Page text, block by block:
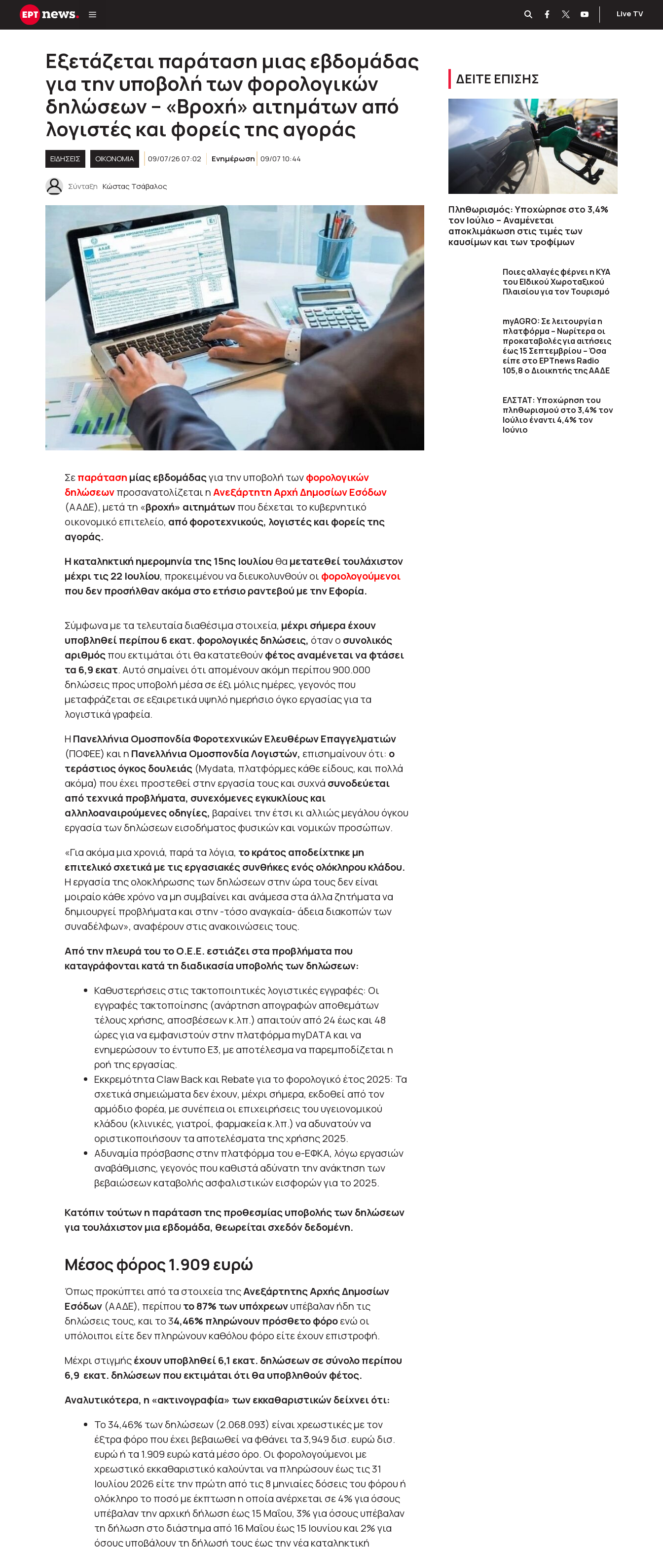
Μετάβαση
Live TV
Εξετάζεται παράταση μιας εβδομάδας
για την υποβολή των φορολογικών
δηλώσεων – «Βροχή» αιτημάτων από
λογιστές και φορείς της αγοράς
ΕΙΔΗΣΕΙΣ ΟΙΚΟΝΟΜΙΑ 09/07/26 07:02 Ενημέρωση 09/07 10:44
Σύνταξη Κώστας Τσάβαλος
Σεπαράταση μίας εβδομάδαςγια την υποβολή τωνφορολογικών
δηλώσεων προσανατολίζεται ηΑνεξάρτητη Αρχή Δημοσίων Εσόδων
(ΑΑΔΕ), μετά τη «βροχή» αιτημάτωνπου δέχεται το κυβερνητικό
οικονομικό επιτελείο, από φοροτεχνικούς, λογιστές και φορείς της
αγοράς.
Η καταληκτική ημερομηνία της 15ης Ιουλίου θα μετατεθεί τουλάχιστον
μέχρι τις 22 Ιουλίου, προκειμένου να διευκολυνθούν οι φορολογούμενοι
που δεν προσήλθαν ακόμα στο ετήσιο ραντεβού με την Εφορία.
Σύμφωνα με τα τελευταία διαθέσιμα στοιχεία, μέχρι σήμερα έχουν
υποβληθεί περίπου 6 εκατ. φορολογικές δηλώσεις, όταν ο συνολικός
αριθμόςπου εκτιμάται ότι θα κατατεθούνφέτος αναμένεται να φτάσει
τα 6,9 εκατ. Αυτό σημαίνει ότι απομένουν ακόμη περίπου 900.000
δηλώσεις προς υποβολή μέσα σε έξι μόλις ημέρες, γεγονός που
μεταφράζεται σε εξαιρετικά υψηλό ημερήσιο όγκο εργασίας για τα
λογιστικά γραφεία.
Η Πανελλήνια Ομοσπονδία Φοροτεχνικών Ελευθέρων Επαγγελματιών
(ΠΟΦΕΕ) και η Πανελλήνια Ομοσπονδία Λογιστών, επισημαίνουν ότι: ο
τεράστιος όγκος δουλειάς (Mydata, πλατφόρμες κάθε είδους, και πολλά
ακόμα) που έχει προστεθεί στην εργασία τους και συχνά συνοδεύεται
από τεχνικά προβλήματα, συνεχόμενες εγκυκλίους και
αλληλοαναιρούμενες οδηγίες, βαραίνει την έτσι κι αλλιώς μεγάλου όγκου
εργασία των δηλώσεων εισοδήματος φυσικών και νομικών προσώπων.
«Για ακόμα μια χρονιά, παρά τα λόγια, το κράτος αποδείχτηκε μη
επιτελικό σχετικά με τις εργασιακές συνθήκες ενός ολόκληρου κλάδου.
Η εργασία της ολοκλήρωσης των δηλώσεων στην ώρα τους δεν είναι
μοιραίο κάθε χρόνο να μη συμβαίνει και ανάμεσα στα άλλα ζητήματα να
δημιουργεί προβλήματα και στην -τόσο αναγκαία- άδεια διακοπών των
συναδέλφων», αναφέρουν στις ανακοινώσεις τους.
Από την πλευρά του το Ο.Ε.Ε. εστιάζει στα προβλήματα που
καταγράφονται κατά τη διαδικασία υποβολής των δηλώσεων:
Καθυστερήσεις στις τακτοποιητικές λογιστικές εγγραφές: Οι
εγγραφές τακτοποίησης (ανάρτηση απογραφών αποθεμάτων
τέλους χρήσης, αποσβέσεων κ.λπ.) απαιτούν από 24 έως και 48
ώρες για να εμφανιστούν στην πλατφόρμα myDATA και να
ενημερώσουν το έντυπο Ε3, με αποτέλεσμα να παρεμποδίζεται η
ροή της εργασίας.
Εκκρεμότητα Claw Back και Rebate για το φορολογικό έτος 2025: Τα
σχετικά σημειώματα δεν έχουν, μέχρι σήμερα, εκδοθεί από τον
αρμόδιο φορέα, με συνέπεια οι επιχειρήσεις του υγειονομικού
κλάδου (κλινικές, γιατροί, φαρμακεία κ.λπ.) να αδυνατούν να
οριστικοποιήσουν τα αποτελέσματα της χρήσης 2025.
Αδυναμία πρόσβασης στην πλατφόρμα του e-ΕΦΚΑ, λόγω εργασιών
αναβάθμισης, γεγονός που καθιστά αδύνατη την ανάκτηση των
βεβαιώσεων καταβολής ασφαλιστικών εισφορών για το 2025.
Κατόπιν τούτων η παράταση της προθεσμίας υποβολής των δηλώσεων
για τουλάχιστον μια εβδομάδα, θεωρείται σχεδόν δεδομένη.
Μέσος φόρος 1.909 ευρώ
Όπως προκύπτει από τα στοιχεία τηςΑνεξάρτητης Αρχής Δημοσίων
Εσόδων(ΑΑΔΕ), περίπου το 87% των υπόχρεωνυπέβαλαν ήδη τις
δηλώσεις τους, και το 34,46% πληρώνουν πρόσθετο φόροενώ οι
υπόλοιποι είτε δεν πληρώνουν καθόλου φόρο είτε έχουν επιστροφή.
Μέχρι στιγμήςέχουν υποβληθεί 6,1 εκατ. δηλώσεων σε σύνολο περίπου
6,9 εκατ. δηλώσεων που εκτιμάται ότι θα υποβληθούν φέτος.
Αναλυτικότερα, η «ακτινογραφία» των εκκαθαριστικών δείχνει ότι:
Το 34,46% των δηλώσεων (2.068.093) είναι χρεωστικές με τον
έξτρα φόρο που έχει βεβαιωθεί να φθάνει τα 3,949 δισ. ευρώ δισ.
ευρώ ή τα 1.909 ευρώ κατά μέσο όρο. Οι φορολογούμενοι με
χρεωστικό εκκαθαριστικό καλούνται να πληρώσουν έως τις 31
Ιουλίου 2026 είτε την πρώτη από τις 8 μηνιαίες δόσεις του φόρου ή
ολόκληρο το ποσό με έκπτωση η οποία ανέρχεται σε 4% για όσους
υπέβαλαν την αρχική δήλωση έως 15 Μαΐου, 3% για όσους υπέβαλαν
τη δήλωση στο διάστημα από 16 Μαΐου έως 15 Ιουνίου και 2% για
όσους υποβάλουν τη δήλωσή τους έως την νέα καταληκτική
ΔΕΙΤΕ ΕΠΙΣΗΣ
Πληθωρισμός: Υποχώρησε στο 3,4%
τον Ιούλιο – Αναμένεται
αποκλιμάκωση στις τιμές των
καυσίμων και των τροφίμων
Ποιες αλλαγές φέρνει η ΚΥΑ
του ΕΙδικού Χωροταξικού
Πλαισίου για τον Τουρισμό
myAGRO: Σε λειτουργία η
πλατφόρμα – Νωρίτερα οι
προκαταβολές για αιτήσεις
έως 15 Σεπτεμβρίου – Όσα
είπε στο ΕΡΤnews Radio
105,8 ο Διοικητής της ΑΑΔΕ
ΕΛΣΤΑΤ: Υποχώρηση του
πληθωρισμού στο 3,4% τον
Ιούλιο έναντι 4,4% τον
Ιούνιο